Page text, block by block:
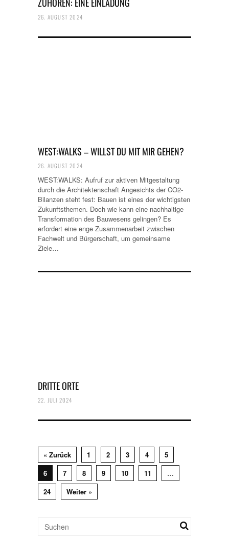
26. AUGUST 2024
WEST:WALKS – WILLST DU MIT MIR GEHEN?
26. AUGUST 2024
WEST:WALKS: Aufruf zur aktiven Mitgestaltung
durch die Architektenschaft Angesichts der CO2-
Bilanzen steht fest: Bauen ist eines der wichtigsten
Zukunftsthemen. Doch wie kann eine nachhaltige
Transformation des Bauwesens gelingen? Es
erfordert eine enge Zusammenarbeit zwischen
Fachwelt und Bürgerschaft, um gemeinsame
Ziele…
DRITTE ORTE
22. JULI 2024
« Zurück 1 2 3 4
5
6
7 8 9 10 11
…
24
Weiter »